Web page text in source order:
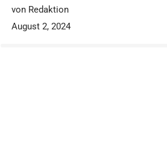
von Redaktion
August 2, 2024